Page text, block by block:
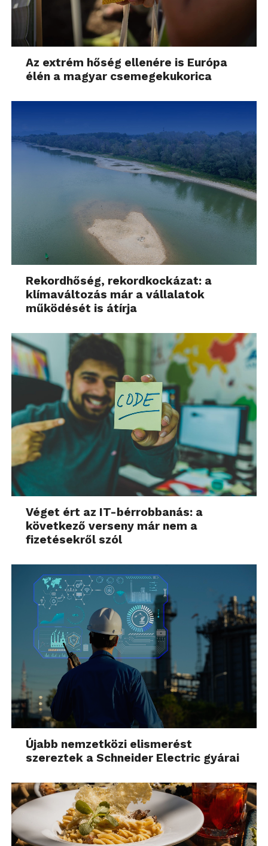
Az extrém hőség ellenére is Európa
élén a magyar csemegekukorica
Rekordhőség, rekordkockázat: a
klímaváltozás már a vállalatok
működését is átírja
Véget ért az IT-bérrobbanás: a
következő verseny már nem a
fizetésekről szól
Újabb nemzetközi elismerést
szereztek a Schneider Electric gyárai